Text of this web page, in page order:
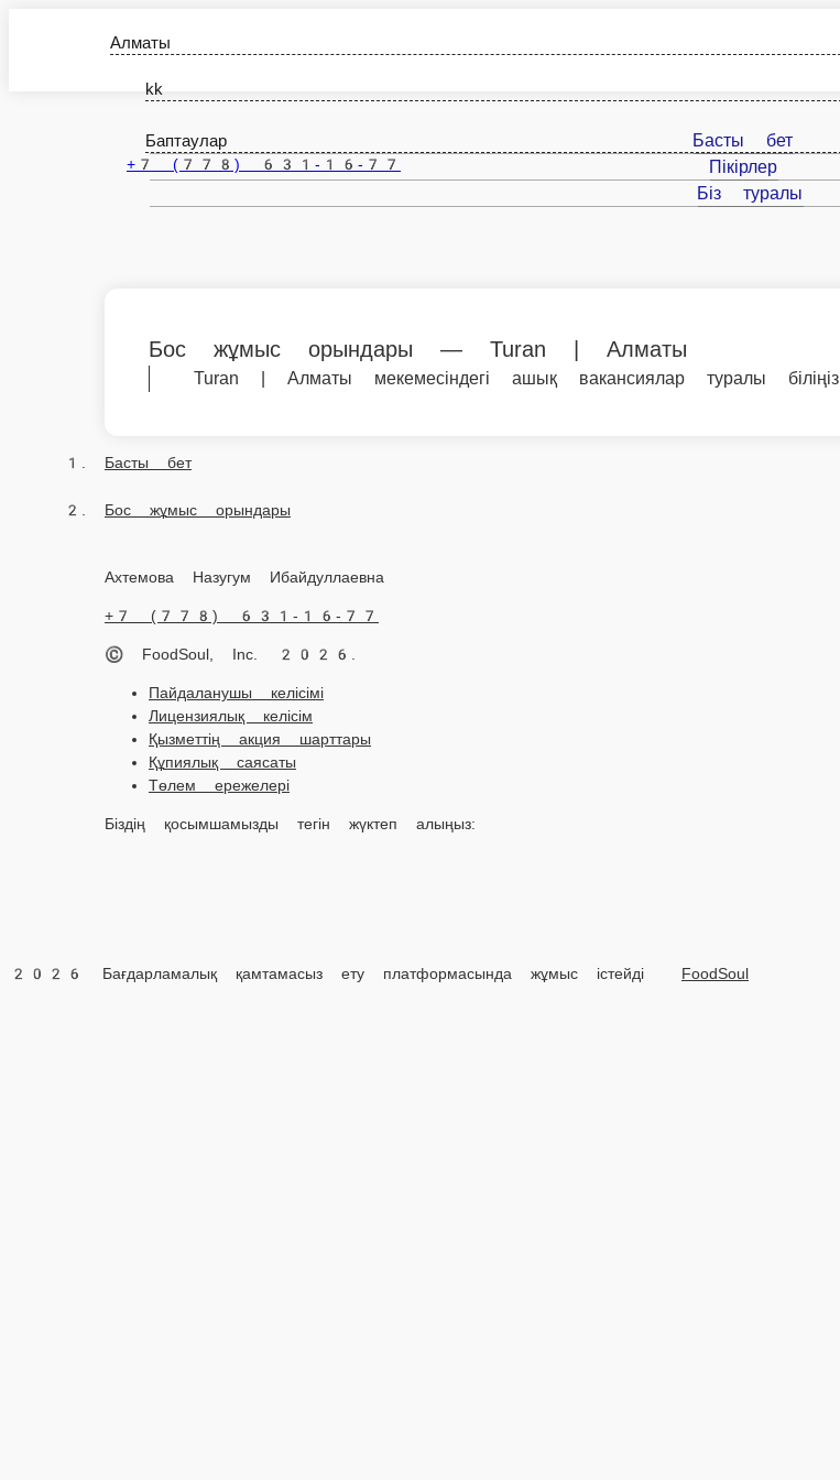
Алматы
kk
Баптаулар
+7 (778) 631-16-77
Басты бет
Пікірлер
Біз туралы
Бос жұмыс орындары — Turan | Алматы
Turan | Алматы мекемесіндегі ашық вакансиялар туралы біліңіз
Басты бет
Бос жұмыс орындары
Ахтемова Назугум Ибайдуллаевна
+7 (778) 631-16-77
© FoodSoul, Inc. 2026.
Пайдаланушы келісімі
Лицензиялық келісім
Қызметтің акция шарттары
Құпиялық саясаты
Төлем ережелері
Біздің қосымшамызды тегін жүктеп алыңыз:
2026 Бағдарламалық қамтамасыз ету платформасында жұмыс істейді FoodSoul